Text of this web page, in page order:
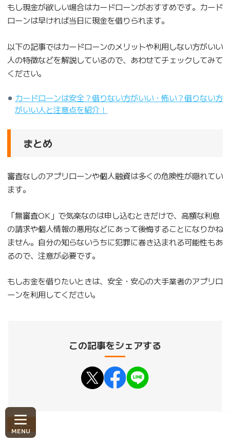
もし現金が欲しい場合はカードローンがおすすめです。カード
ローンは早ければ当日に現金を借りられます。
以下の記事ではカードローンのメリットや利用しない方がいい
人の特徴などを解説しているので、あわせてチェックしてみて
ください。
カードローンは安全？借りない方がいい・怖い？借りない方
がいい人と注意点を紹介！
まとめ
審査なしのアプリローンや個人融資は多くの危険性が隠れてい
ます。
「無審査OK」で気楽なのは申し込むときだけで、高額な利息
の請求や個人情報の悪用などにあって後悔することになりかね
ません。自分の知らないうちに犯罪に巻き込まれる可能性もあ
るので、注意が必要です。
もしお金を借りたいときは、安全・安心の大手業者のアプリロ
ーンを利用してください。
この記事をシェアする
マネー